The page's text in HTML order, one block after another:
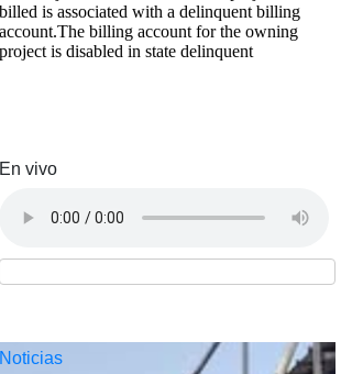
En vivo
Noticias